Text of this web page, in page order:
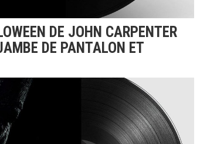
DE JOHN CARPENTER
DE PANTALON ET